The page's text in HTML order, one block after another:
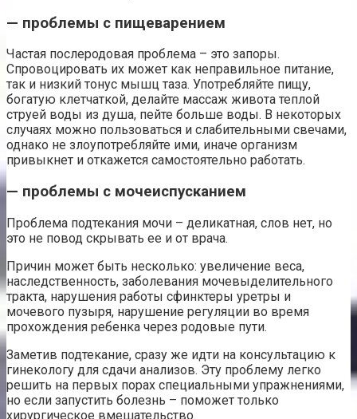
— проблемы с пищеварением
Частая послеродовая проблема – это запоры.
Спровоцировать их может как неправильное питание,
так и низкий тонус мышц таза. Употребляйте пищу,
богатую клетчаткой, делайте массаж живота теплой
струей воды из душа, пейте больше воды. В некоторых
случаях можно пользоваться и слабительными свечами,
однако не злоупотребляйте ими, иначе организм
привыкнет и откажется самостоятельно работать.
— проблемы с мочеиспусканием
Проблема подтекания мочи – деликатная, слов нет, но
это не повод скрывать ее и от врача.
Причин может быть несколько: увеличение веса,
наследственность, заболевания мочевыделительного
тракта, нарушения работы сфинктеры уретры и
мочевого пузыря, нарушение регуляции во время
прохождения ребенка через родовые пути.
Заметив подтекание, сразу же идти на консультацию к
гинекологу для сдачи анализов. Эту проблему легко
решить на первых порах специальными упражнениями,
но если запустить болезнь – поможет только
хирургическое вмешательство.